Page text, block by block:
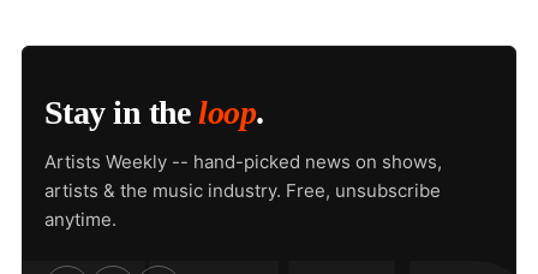
Stay in theloop.
Artists Weekly -- hand-picked news on shows,
artists & the music industry. Free, unsubscribe
anytime.